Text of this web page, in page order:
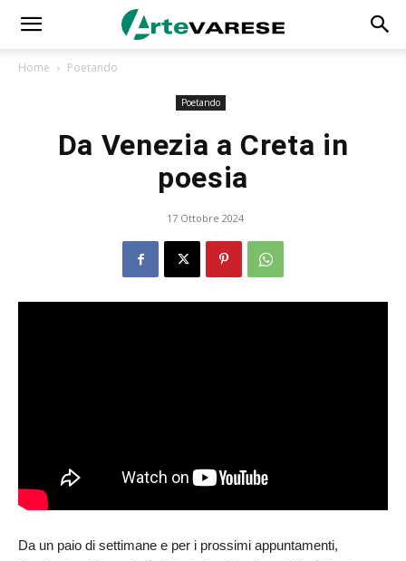
Home Poetando
Poetando
Da Venezia a Creta in
poesia
17 Ottobre 2024
Da un paio di settimane e per i prossimi appuntamenti,